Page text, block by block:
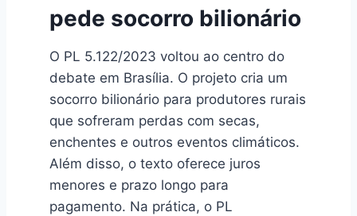
pede socorro bilionário
O PL 5.122/2023 voltou ao centro do
debate em Brasília. O projeto cria um
socorro bilionário para produtores rurais
que sofreram perdas com secas,
enchentes e outros eventos climáticos.
Além disso, o texto oferece juros
menores e prazo longo para
pagamento. Na prática, o PL